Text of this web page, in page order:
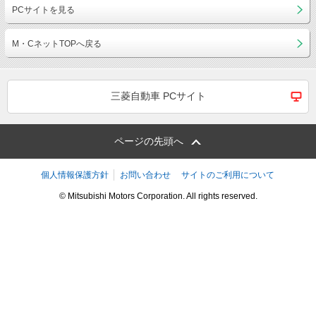
PCサイトを見る
M・CネットTOPへ戻る
三菱自動車 PCサイト
ページの先頭へ
個人情報保護方針 お問い合わせ サイトのご利用について
© Mitsubishi Motors Corporation. All rights reserved.